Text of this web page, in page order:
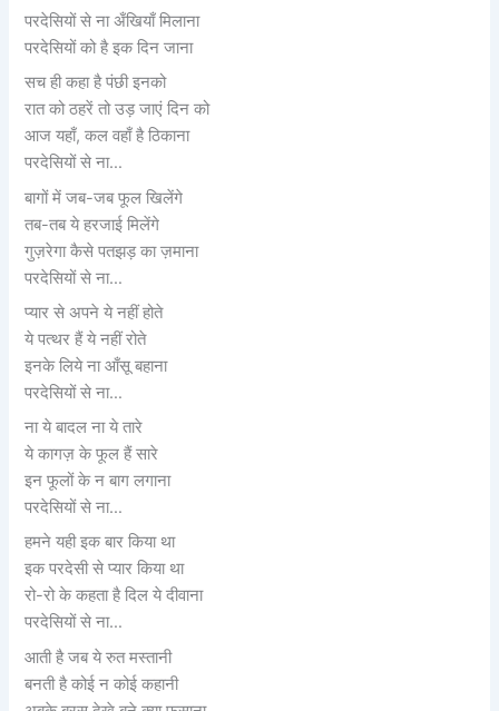
परदेसियों से ना अँखियाँ मिलाना
परदेसियों को है इक दिन जाना
सच ही कहा है पंछी इनको
रात को ठहरें तो उड़ जाएं दिन को
आज यहाँ, कल वहाँ है ठिकाना
परदेसियों से ना…
बागों में जब-जब फूल खिलेंगे
तब-तब ये हरजाई मिलेंगे
गुज़रेगा कैसे पतझड़ का ज़माना
परदेसियों से ना…
प्यार से अपने ये नहीं होते
ये पत्थर हैं ये नहीं रोते
इनके लिये ना आँसू बहाना
परदेसियों से ना…
ना ये बादल ना ये तारे
ये कागज़ के फूल हैं सारे
इन फूलों के न बाग लगाना
परदेसियों से ना…
हमने यही इक बार किया था
इक परदेसी से प्यार किया था
रो-रो के कहता है दिल ये दीवाना
परदेसियों से ना…
आती है जब ये रुत मस्तानी
बनती है कोई न कोई कहानी